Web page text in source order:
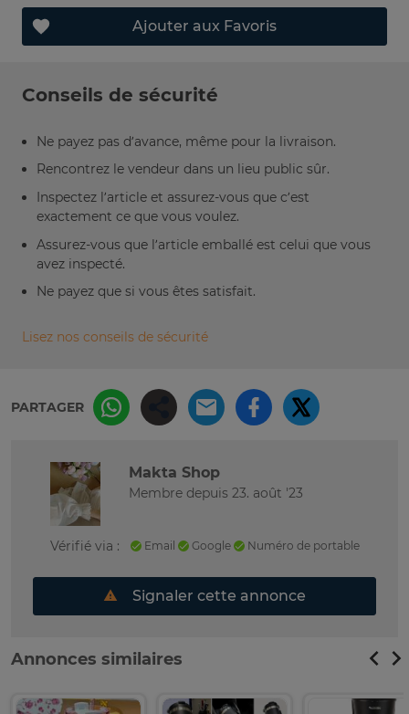
Ajouter aux Favoris
Conseils de sécurité
Ne payez pas d’avance, même pour la livraison.
Rencontrez le vendeur dans un lieu public sûr.
Inspectez l’article et assurez-vous que c’est
exactement ce que vous voulez.
Assurez-vous que l’article emballé est celui que vous
avez inspecté.
Ne payez que si vous êtes satisfait.
Lisez nos conseils de sécurité
PARTAGER
Makta Shop
Membre depuis 23. août '23
Vérifié via : Email Google Numéro de portable
Signaler cette annonce
Annonces similaires